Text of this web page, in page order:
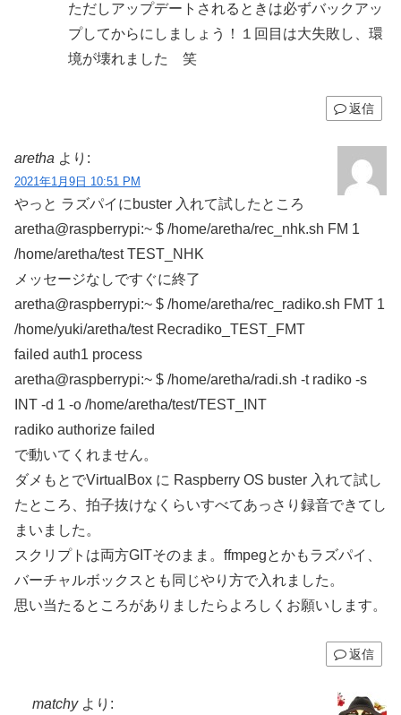
ただしアップデートされるときは必ずバックアッ
プしてからにしましょう！１回目は大失敗し、環
境が壊れました 笑
返信
aretha より:
2021年1月9日 10:51 PM
やっと ラズパイにbuster 入れて試したところ
aretha@raspberrypi:~ $ /home/aretha/rec_nhk.sh FM 1
/home/aretha/test TEST_NHK
メッセージなしですぐに終了
aretha@raspberrypi:~ $ /home/aretha/rec_radiko.sh FMT 1
/home/yuki/aretha/test Recradiko_TEST_FMT
failed auth1 process
aretha@raspberrypi:~ $ /home/aretha/radi.sh -t radiko -s
INT -d 1 -o /home/aretha/test/TEST_INT
radiko authorize failed
で動いてくれません。
ダメもとでVirtualBox に Raspberry OS buster 入れて試し
たところ、拍子抜けなくらいすべてあっさり録音できてし
まいました。
スクリプトは両方GITそのまま。ffmpegとかもラズパイ、
バーチャルボックスとも同じやり方で入れました。
思い当たるところがありましたらよろしくお願いします。
返信
matchy より: